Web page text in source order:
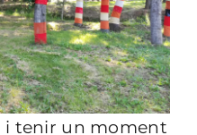
i tenir un moment